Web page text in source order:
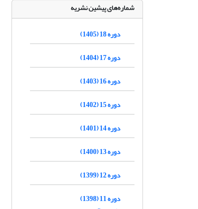
شماره‌های پیشین نشریه
دوره 18 (1405)
دوره 17 (1404)
دوره 16 (1403)
دوره 15 (1402)
دوره 14 (1401)
دوره 13 (1400)
دوره 12 (1399)
دوره 11 (1398)